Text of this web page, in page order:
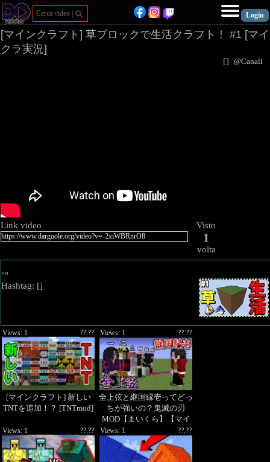
[マインクラフト] 草ブロックで生活クラフト！ #1 [マイ
クラ実況]
[] @Canali
Link video Visto
1
volta
""
Hashtag: []
[マインクラフト] 新しい
TNTを追加！？ [TNTmod]
??.??
Views: 1
全上弦と継国縁壱ってどっ
ちが強いの？鬼滅の刃
MOD【まいくら】【マイ
ンクラフト】
??.??
Views: 1
??.??
Views: 1 ??.??
Views: 1